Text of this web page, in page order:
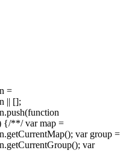
=
|| [];
{/**/ var map =
var group =
var